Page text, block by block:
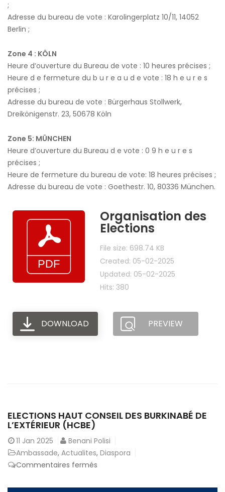
;
Adresse du bureau de vote : Karolingerplatz 10/11, 14052
Berlin ;
Zone 4 : KÖLN
Heure d’ouverture du Bureau de vote : 10 heures précises ;
Heure d e fermeture du b u r e a u d e vote : 18 h e u r e s
précises ;
Adresse du bureau de vote : Bürgerhaus Stollwerk,
Dreikönigenstr. 23, 50678 Köln
Zone 5: MÜNCHEN
Heure d’ouverture du Bureau d e vote : 0 9 h e u r e s
précises ;
Heure de fermeture du bureau de vote: 18 heures précises ;
Adresse du bureau de vote : Goethestr. 10, 80336 München.
Organisation des
Elections
File size: 698.74 KB
Created: 05-02-2025
Updated: 05-02-2025
Hits: 380
DOWNLOAD PREVIEW
ELECTIONS HAUT CONSEIL DES BURKINABÉ DE
L’EXTÉRIEUR (HCBE)
11 Jan 2025
Benani Polisi
Ambassade, Actualites, Diaspora
Commentaires fermés
Haut